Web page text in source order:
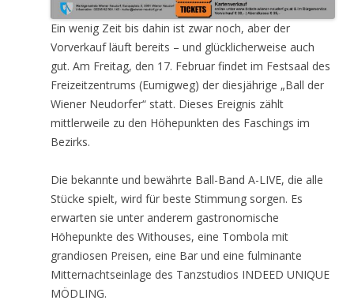
Ein wenig Zeit bis dahin ist zwar noch, aber der
Vorverkauf läuft bereits – und glücklicherweise auch
gut. Am Freitag, den 17. Februar findet im Festsaal des
Freizeitzentrums (Eumigweg) der diesjährige „Ball der
Wiener Neudorfer“ statt. Dieses Ereignis zählt
mittlerweile zu den Höhepunkten des Faschings im
Bezirks.
Die bekannte und bewährte Ball-Band A-LIVE, die alle
Stücke spielt, wird für beste Stimmung sorgen. Es
erwarten sie unter anderem gastronomische
Höhepunkte des Withouses, eine Tombola mit
grandiosen Preisen, eine Bar und eine fulminante
Mitternachtseinlage des Tanzstudios INDEED UNIQUE
MÖDLING.